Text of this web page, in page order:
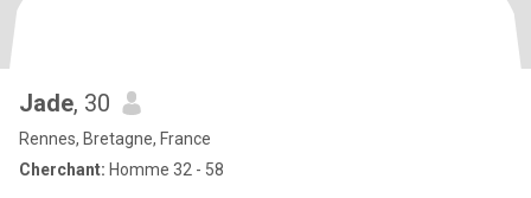
Jade, 30
Rennes, Bretagne, France
Cherchant: Homme 32 - 58